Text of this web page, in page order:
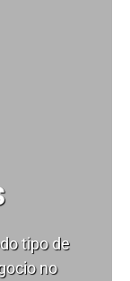
tipo de
no